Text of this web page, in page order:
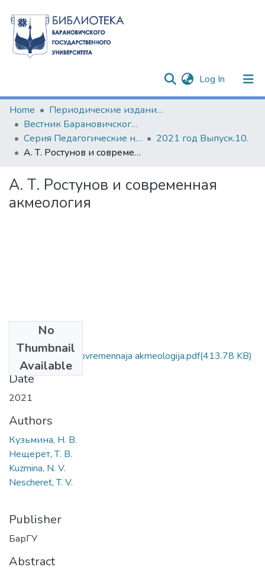
Log In (current)
Communities & Collections
All of DSpace
Statistics
Home
Периодические издания БарГУ
Вестник Барановичского государственного университета
Серия Педагогические науки. Психологические науки. Филологические науки (литературоведение)
2021 год Выпуск.10.
А. Т. Ростунов и современная акмеология
А. Т. Ростунов и современная
акмеология
No
Thumbnail
Available
A. T. Rostunov i sovremennaja akmeologija.pdf(413.78 KB)
Date
2021
Authors
Кузьмина, Н. В.
Нещерет, Т. В.
Kuzmina, N. V.
Nescheret, T. V.
Publisher
БарГУ
Abstract